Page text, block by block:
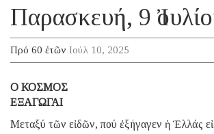
Παρασκευή, 9
Πρό 60 ἐτῶν Ιούλ 10, 2025
O ΚΟΣΜΟΣ
ΕΞΑΓΩΓΑΙ
Μεταξύ τῶν εἰδῶν, πού ἐξήγαγεν ἡ Ἑλλάς